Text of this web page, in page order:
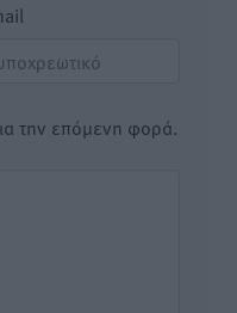
την επόμενη φορά.